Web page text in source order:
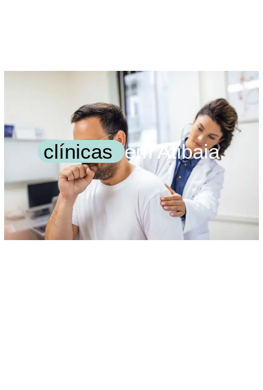
clínicas em Atibaia.